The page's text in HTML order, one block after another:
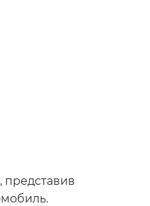
представив